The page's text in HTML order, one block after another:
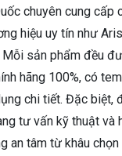
chuyên cung cấp
hiệu uy tín như
sản phẩm đều
hãng 100%, có
chi tiết. Đặc biệt,
tư vấn kỹ thuật và
an tâm từ khâu